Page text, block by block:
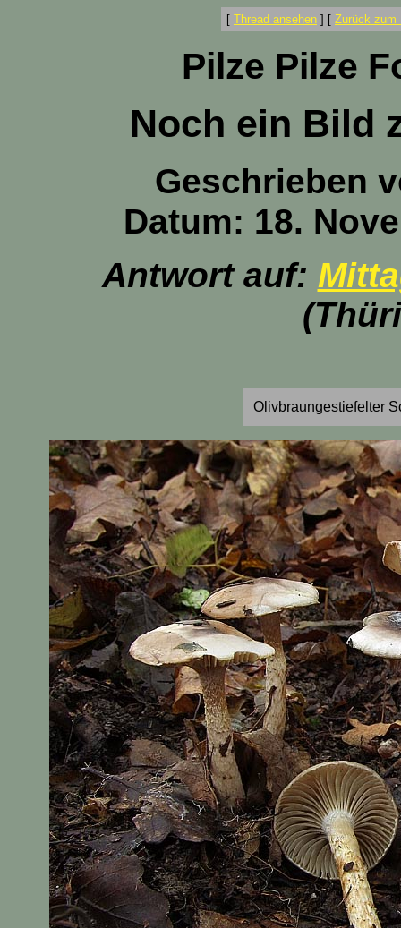
[ Thread ansehen ] [ Zurück zum
Pilze Pilze
Noch ein Bild
Geschrieben
Datum: 18.
Antwort auf:
Olivbraungestiefelter